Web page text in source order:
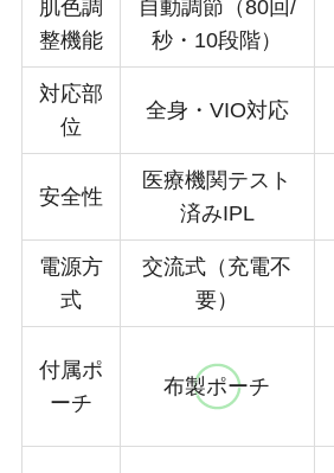
肌色調
整機能
自動調節（80回/
秒・10段階）
対応部
位
全身・VIO対応
安全性
医療機関テスト
済みIPL
電源方
式
交流式（充電不
要）
付属ポ
ーチ
布製ポーチ